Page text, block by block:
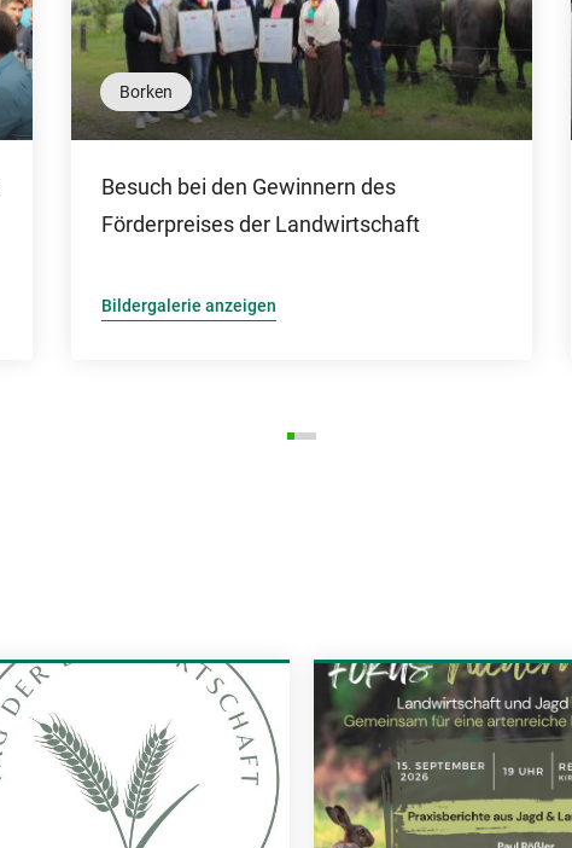
Borken
Besuch bei den Gewinnern des
Förderpreises der Landwirtschaft
Bildergalerie anzeigen